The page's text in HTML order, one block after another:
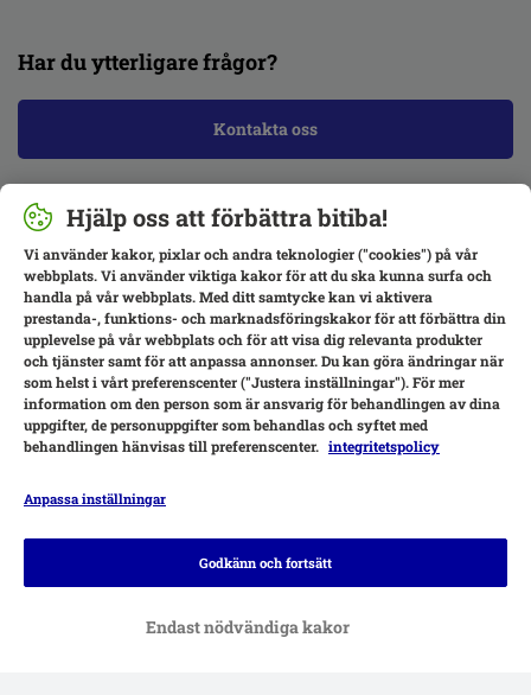
Har du ytterligare frågor?
Kontakta oss
Betalningsalternativ
Hjälp oss att förbättra bitiba!
Vi använder kakor, pixlar och andra teknologier ("cookies") på vår
webbplats. Vi använder viktiga kakor för att du ska kunna surfa och
handla på vår webbplats. Med ditt samtycke kan vi aktivera
prestanda-, funktions- och marknadsföringskakor för att förbättra din
upplevelse på vår webbplats och för att visa dig relevanta produkter
och tjänster samt för att anpassa annonser. Du kan göra ändringar när
som helst i vårt preferenscenter ("Justera inställningar"). För mer
information om den person som är ansvarig för behandlingen av dina
uppgifter, de personuppgifter som behandlas och syftet med
behandlingen hänvisas till preferenscenter. integritetspolicy
Anpassa inställningar
Endast nödvändiga kakor
Godkänn och fortsätt